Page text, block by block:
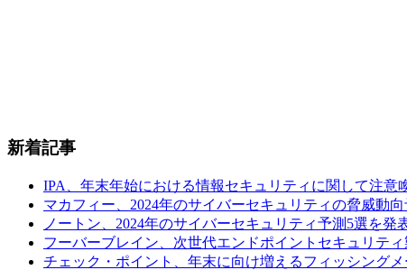
新着記事
IPA、年末年始における情報セキュリティに関して注意
マカフィー、2024年のサイバーセキュリティの脅威動
ノートン、2024年のサイバーセキュリティ予測5選を
フーバーブレイン、次世代エンドポイントセキュリティ
チェック・ポイント、年末に向け増えるフィッシング